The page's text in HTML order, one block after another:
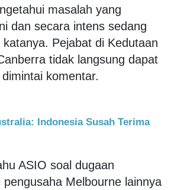
masalah yang
dan secara intens sedang
Pejabat di Kedutaan
tidak langsung dapat
komentar.
Indonesia Susah Terima
ASIO soal dugaan
Melbourne lainnya